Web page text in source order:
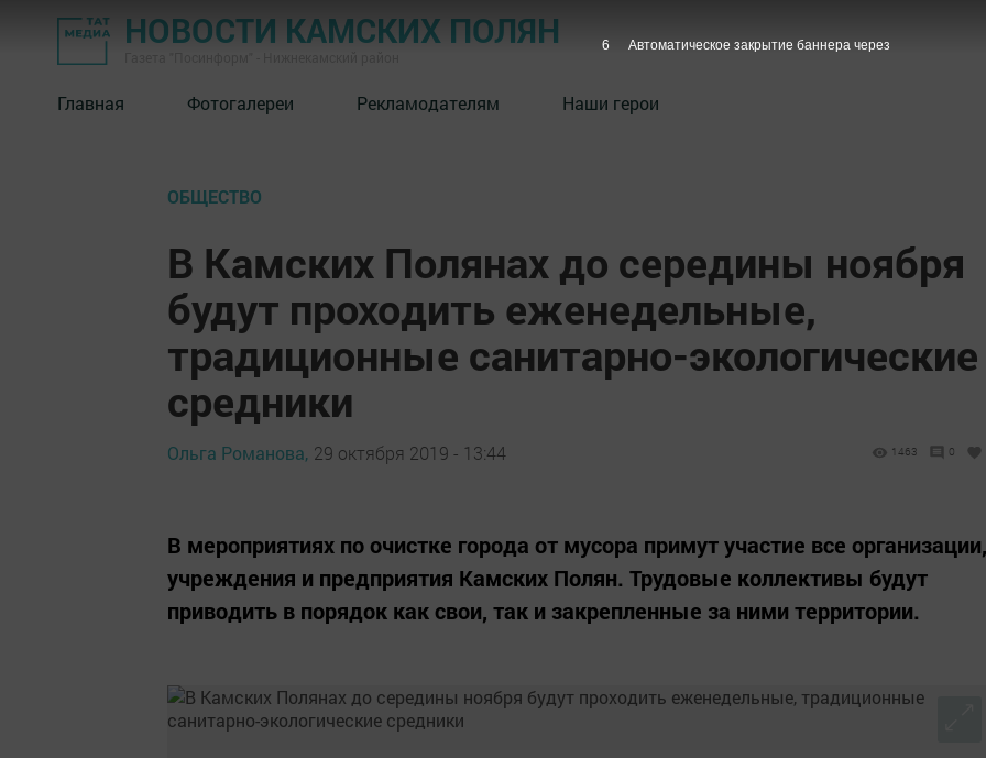
НОВОСТИ КАМСКИХ ПОЛЯН
Главная Фотогалереи Рекламодателям Наши герои
ОБЩЕСТВО
В Камских Полянах до середины ноября
будут проходить еженедельные,
традиционные санитарно-экологические
средники
Ольга Романова, 29 октября 2019 - 13:44 1463 0
В мероприятиях по очистке города от мусора примут участие все организации,
учреждения и предприятия Камских Полян. Трудовые коллективы будут
приводить в порядок как свои, так и закрепленные за ними территории.
5 Автоматическое закрытие баннера через